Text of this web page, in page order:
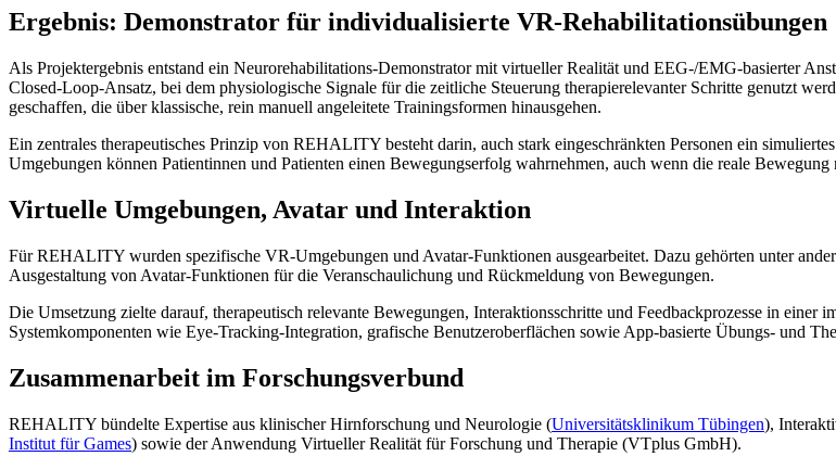
Ergebnis: Demonstrator für individualisierte VR-Rehabilitationsübungen
Als Projektergebnis entstand ein Neurorehabilitations-Demonstrator mit virtueller Realität und EEG-/EMG-basierter
Closed-Loop-Ansatz, bei dem physiologische Signale für die zeitliche Steuerung therapierelevanter Schritte genutzt
geschaffen, die über klassische, rein manuell angeleitete Trainingsformen hinausgehen.
Ein zentrales therapeutisches Prinzip von REHALITY besteht darin, auch stark eingeschränkten Personen ein
Umgebungen können Patientinnen und Patienten einen Bewegungserfolg wahrnehmen, auch wenn die reale
Virtuelle Umgebungen, Avatar und Interaktion
Für REHALITY wurden spezifische VR-Umgebungen und Avatar-Funktionen ausgearbeitet. Dazu gehörten unter
Ausgestaltung von Avatar-Funktionen für die Veranschaulichung und Rückmeldung von Bewegungen.
Die Umsetzung zielte darauf, therapeutisch relevante Bewegungen, Interaktionsschritte und Feedbackprozesse in
Systemkomponenten wie Eye-Tracking-Integration, grafische Benutzeroberflächen sowie App-basierte Übungs- und
Zusammenarbeit im Forschungsverbund
REHALITY bündelte Expertise aus klinischer Hirnforschung und Neurologie (Universitätsklinikum Tübingen),
Institut für Games) sowie der Anwendung Virtueller Realität für Forschung und Therapie (VTplus GmbH).